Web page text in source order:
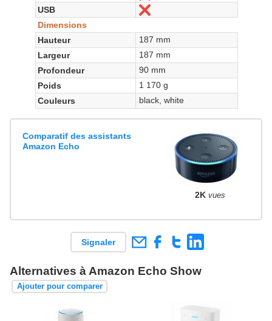
USB
Dimensions
Hauteur
187 mm
Largeur
187 mm
Profondeur
90 mm
Poids
1 170 g
Couleurs
black, white
Comparatif des assistants
Amazon Echo
2K vues
Signaler
Alternatives à Amazon Echo Show
Ajouter pour comparer